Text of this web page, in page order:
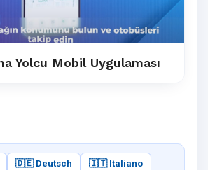
Yolcu Mobil Uygulaması
🇩🇪 Deutsch 🇮🇹 Italiano